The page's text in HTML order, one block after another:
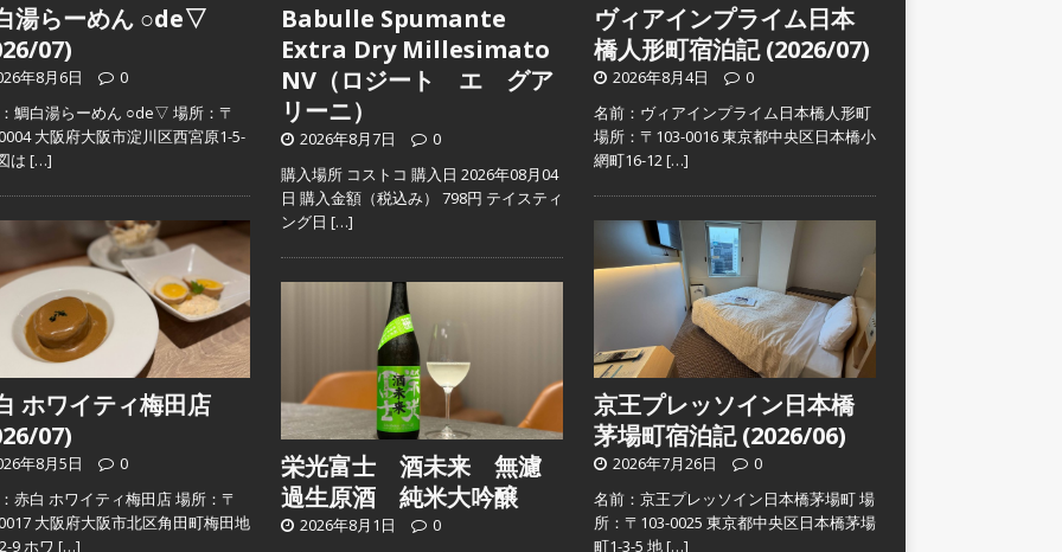
湯らーめん ○de▽
07)
年8月6日
0
鯛白湯らーめん ○de▽ 場所：〒
大阪府大阪市淀川区西宮原1-5-
は […]
ホワイティ梅田店
07)
年8月5日
0
赤白 ホワイティ梅田店 場所：〒
大阪府大阪市北区角田町梅田地
9 ホワ […]
Babulle Spumante
Extra Dry Millesimato
NV（ロジート エ グア
リーニ）
2026年8月7日
0
購入場所 コストコ 購入日 2026年08月04
日 購入金額（税込み） 798円 テイスティ
ング日 […]
栄光富士 酒未来 無濾
過生原酒 純米大吟醸
2026年8月1日
0
ヴィアインプライム日本
橋人形町宿泊記 (2026/07)
2026年8月4日
0
名前：ヴィアインプライム日本橋人形町
場所：〒103-0016 東京都中央区日本橋小
網町16-12[…]
京王プレッソイン日本橋
茅場町宿泊記 (2026/06)
2026年7月26日
0
名前：京王プレッソイン日本橋茅場町 場
所：〒103-0025 東京都中央区日本橋茅場
町1-3-5 地[…]